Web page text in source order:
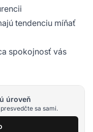
tendenciu míňať
spokojnosť vás
úroveň
sa sami.